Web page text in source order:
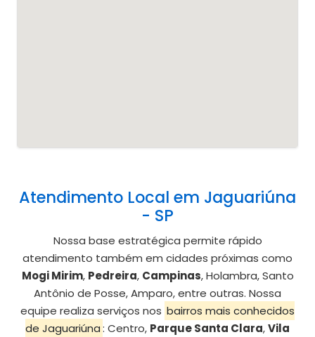
Atendimento Local em Jaguariúna
- SP
Nossa base estratégica permite rápido
atendimento também em cidades próximas como
Mogi Mirim, Pedreira, Campinas, Holambra, Santo
Antônio de Posse, Amparo, entre outras. Nossa
equipe realiza serviços nos bairros mais conhecidos
de Jaguariúna: Centro, Parque Santa Clara,Vila